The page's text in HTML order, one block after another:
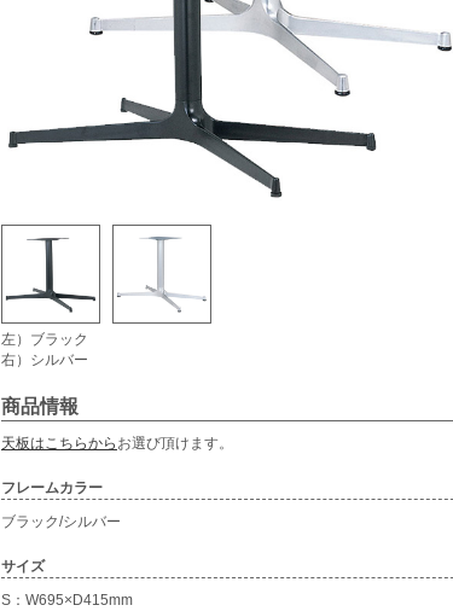
左）ブラック
右）シルバー
商品情報
天板はこちらから お選び頂けます。
フレームカラー
ブラック/シルバー
サイズ
S：W695×D415mm